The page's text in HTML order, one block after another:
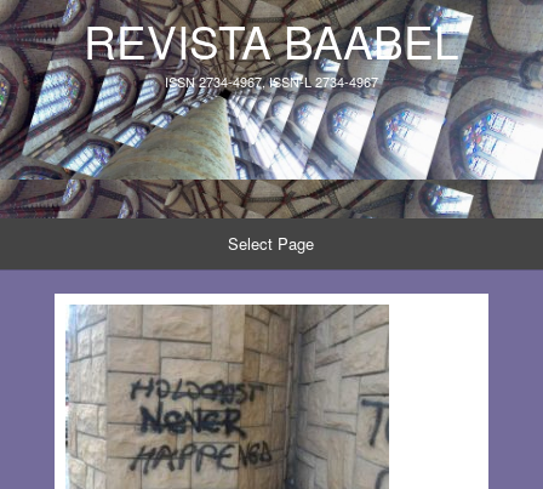
REVISTA BAABEL
ISSN 2734-4967, ISSN-L 2734-4967
Select Page